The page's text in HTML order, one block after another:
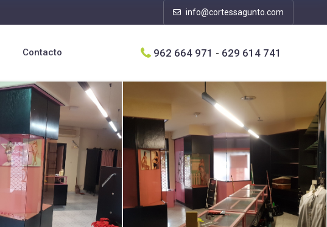
info@cortessagunto.com
Contacto 962 664 971 - 629 614 741